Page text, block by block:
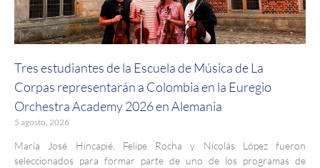
Tres estudiantes de la Escuela de Música de La
Corpas representarán a Colombia en la Euregio
Orchestra Academy 2026 en Alemania
5 agosto, 2026
María José Hincapié, Felipe Rocha y Nicolás López fueron
seleccionados para formar parte de uno de los programas de